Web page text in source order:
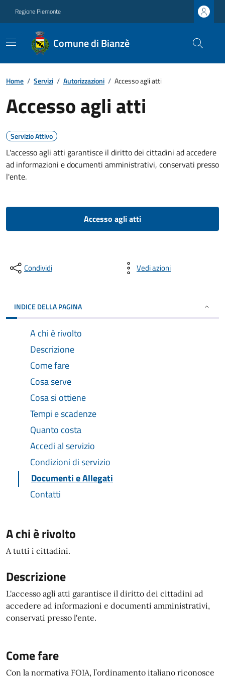
Regione Piemonte
Comune di Bianzè
Home / Servizi / Autorizzazioni / Accesso agli atti
Accesso agli atti
Servizio Attivo
L'accesso agli atti garantisce il diritto dei cittadini ad accedere
ad informazioni e documenti amministrativi, conservati presso
l'ente.
Accesso agli atti
Condividi Vedi azioni
INDICE DELLA PAGINA
A chi è rivolto
Descrizione
Come fare
Cosa serve
Cosa si ottiene
Tempi e scadenze
Quanto costa
Accedi al servizio
Condizioni di servizio
Documenti e Allegati
Contatti
A chi è rivolto
A tutti i cittadini.
Descrizione
L'accesso agli atti garantisce il diritto dei cittadini ad
accedere ad informazioni e documenti amministrativi,
conservati presso l'ente.
Come fare
Con la normativa FOIA, l’ordinamento italiano riconosce